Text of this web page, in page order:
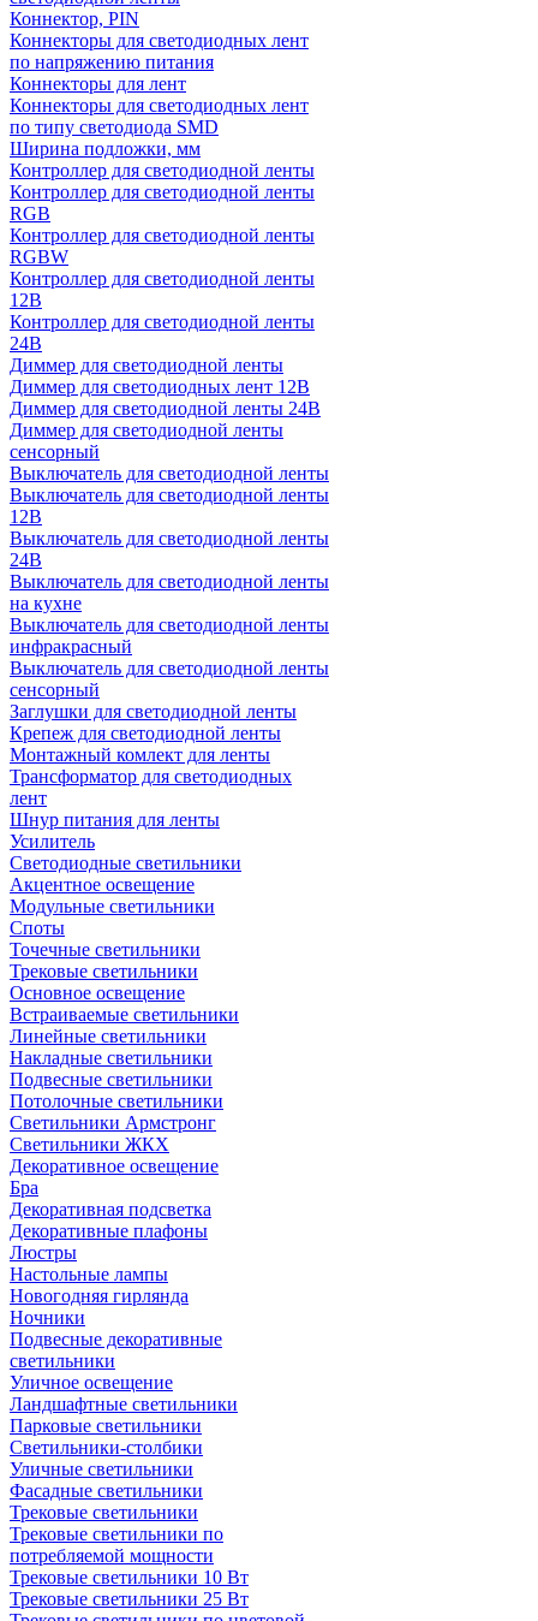
Коннектор, PIN
Коннекторы для светодиодных лент
по напряжению питания
Коннекторы для лент
Коннекторы для светодиодных лент
по типу светодиода SMD
Ширина подложки, мм
Контроллер для светодиодной ленты
Контроллер для светодиодной ленты
RGB
Контроллер для светодиодной ленты
RGBW
Контроллер для светодиодной ленты
12В
Контроллер для светодиодной ленты
24В
Диммер для светодиодной ленты
Диммер для светодиодных лент 12В
Диммер для светодиодной ленты 24В
Диммер для светодиодной ленты
сенсорный
Выключатель для светодиодной ленты
Выключатель для светодиодной ленты
12В
Выключатель для светодиодной ленты
24В
Выключатель для светодиодной ленты
на кухне
Выключатель для светодиодной ленты
инфракрасный
Выключатель для светодиодной ленты
сенсорный
Заглушки для светодиодной ленты
Крепеж для светодиодной ленты
Монтажный комлект для ленты
Трансформатор для светодиодных
лент
Шнур питания для ленты
Усилитель
Светодиодные светильники
Акцентное освещение
Модульные светильники
Споты
Точечные светильники
Трековые светильники
Основное освещение
Встраиваемые светильники
Линейные светильники
Накладные светильники
Подвесные светильники
Потолочные светильники
Светильники Армстронг
Светильники ЖКХ
Декоративное освещение
Бра
Декоративная подсветка
Декоративные плафоны
Люстры
Настольные лампы
Новогодняя гирлянда
Ночники
Подвесные декоративные
светильники
Уличное освещение
Ландшафтные светильники
Парковые светильники
Светильники-столбики
Уличные светильники
Фасадные светильники
Трековые светильники
Трековые светильники по
потребляемой мощности
Трековые светильники 10 Вт
Трековые светильники 25 Вт